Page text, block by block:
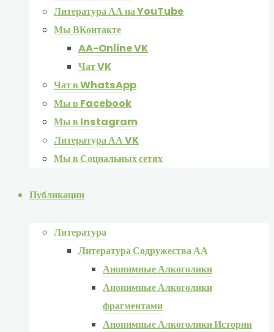
Литература АА на YouTube
Мы ВКонтакте
AA-Online VK
Чат VK
Чат в WhatsApp
Мы в Facebook
Мы в Instagram
Литература АА VK
Мы в Социальных сетях
Публикации
Литература
Литература Содружества АА
Анонимные Алкоголики
Анонимные Алкоголики
фрагментами
Анонимные Алкоголики Истории